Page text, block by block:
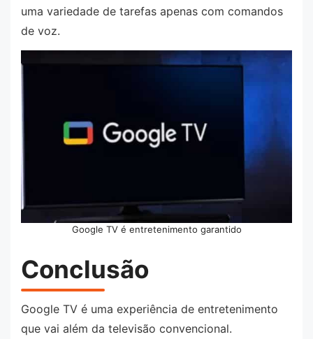
uma variedade de tarefas apenas com comandos
de voz.
Google TV é entretenimento garantido
Conclusão
Google TV é uma experiência de entretenimento
que vai além da televisão convencional.